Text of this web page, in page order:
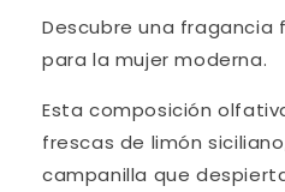
Azul
Claro
Ml
Galaxy
Concept
Azul
Claro
Ml
Galaxy
Concept
Descubre una fragancia
para la mujer moderna.
Esta composición
frescas de limón
campanilla que
2 En tu cuenta de
la cantidad de
Paga mes a mes
Crédito sujeto
¿Tienes dudas?